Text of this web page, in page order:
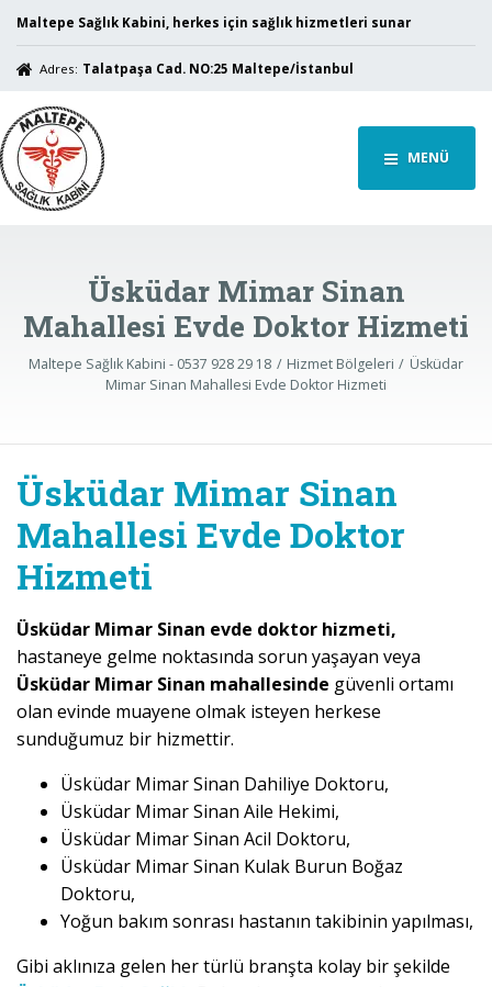
Maltepe Sağlık Kabini, herkes için sağlık hizmetleri sunar
Adres: Talatpaşa Cad. NO:25 Maltepe/İstanbul
MENÜ
Üsküdar Mimar Sinan
Mahallesi Evde Doktor Hizmeti
Maltepe Sağlık Kabini - 0537 928 29 18 Hizmet Bölgeleri
Üsküdar
Mimar Sinan Mahallesi Evde Doktor Hizmeti
Üsküdar Mimar Sinan
Mahallesi Evde Doktor
Hizmeti
Üsküdar Mimar Sinan evde doktor hizmeti,
hastaneye gelme noktasında sorun yaşayan veya
Üsküdar Mimar Sinan mahallesinde güvenli ortamı
olan evinde muayene olmak isteyen herkese
sunduğumuz bir hizmettir.
Üsküdar Mimar Sinan Dahiliye Doktoru,
Üsküdar Mimar Sinan Aile Hekimi,
Üsküdar Mimar Sinan Acil Doktoru,
Üsküdar Mimar Sinan Kulak Burun Boğaz
Doktoru,
Yoğun bakım sonrası hastanın takibinin yapılması,
Gibi aklınıza gelen her türlü branşta kolay bir şekilde